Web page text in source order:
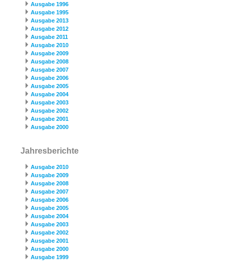
Ausgabe 1996
Ausgabe 1995
Ausgabe 2013
Ausgabe 2012
Ausgabe 2011
Ausgabe 2010
Ausgabe 2009
Ausgabe 2008
Ausgabe 2007
Ausgabe 2006
Ausgabe 2005
Ausgabe 2004
Ausgabe 2003
Ausgabe 2002
Ausgabe 2001
Ausgabe 2000
Jahresberichte
Ausgabe 2010
Ausgabe 2009
Ausgabe 2008
Ausgabe 2007
Ausgabe 2006
Ausgabe 2005
Ausgabe 2004
Ausgabe 2003
Ausgabe 2002
Ausgabe 2001
Ausgabe 2000
Ausgabe 1999